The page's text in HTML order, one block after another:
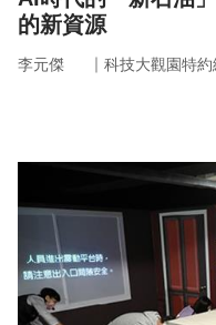
的新資源
李元傑 ｜ 科技大觀園特約